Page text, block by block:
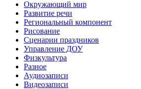
Окружающий мир
Развитие речи
Региональный компонент
Рисование
Сценарии праздников
Управление ДОУ
Физкультура
Разное
Аудиозаписи
Видеозаписи